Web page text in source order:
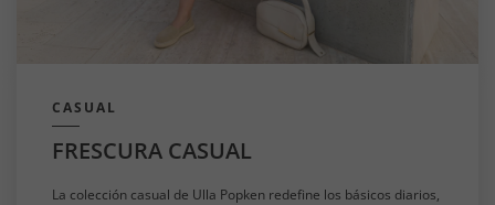
CASUAL
FRESCURA CASUAL
La colección casual de Ulla Popken redefine los básicos diarios,